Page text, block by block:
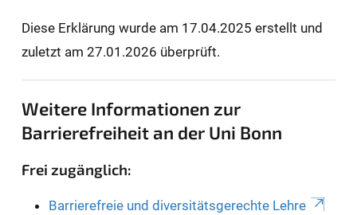
Diese Erklärung wurde am 17.04.2025 erstellt und
zuletzt am 27.01.2026 überprüft.
Weitere Informationen zur
Barrierefreiheit an der Uni Bonn
Frei zugänglich:
Barrierefreie und diversitätsgerechte Lehre